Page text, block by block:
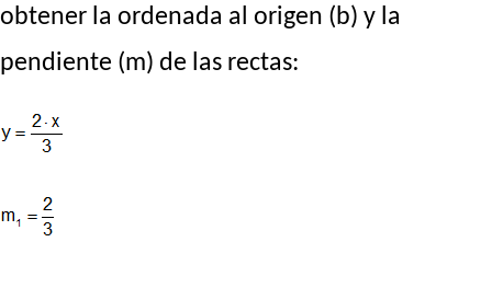
obtener la ordenada al origen (b) y la
pendiente (m) de las rectas: